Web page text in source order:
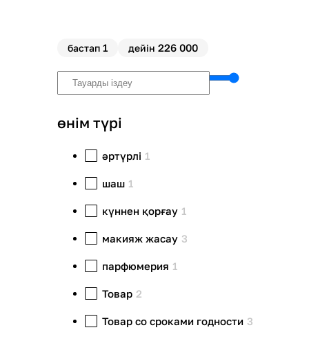
бастап 1 дейін 226 000
өнім түрі
әртүрлі 1
шаш 1
күннен қорғау 1
макияж жасау 3
парфюмерия 1
Товар 2
Товар со сроками годности 3